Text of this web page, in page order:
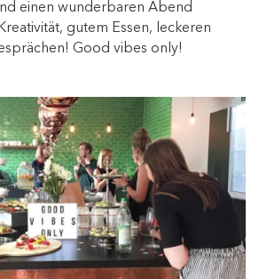
einen wunderbaren Abend
gutem Essen, leckeren
Good vibes only!